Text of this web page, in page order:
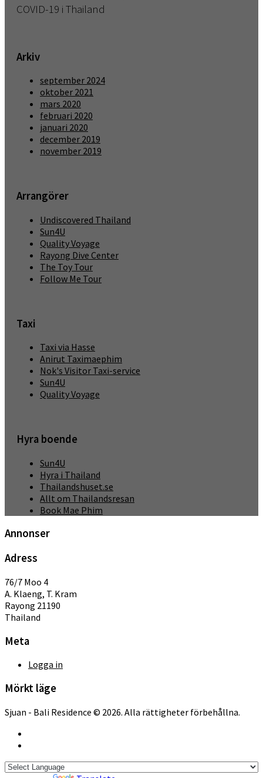
COVID-19 i Thailand
Arkiv
september 2024
oktober 2021
mars 2020
februari 2020
januari 2020
december 2019
november 2019
Arrangörer
Undiscovered Thailand
Sun4U
Quality Voyage
Rayong Dive Center
The Toy Tour
Follow Me Tour
Taxi
Taxi via Hasse
Anirut Taximaephim
Nok's Visitor Taxi-service
Sun4U
Quality Voyage
Hyra boende
Sun4U
Hyra i Thailand
Thailandshuset.se
Allt om Thailandsresan
Book Mae Phim
Annonser
Adress
76/7 Moo 4
A. Klaeng, T. Kram
Rayong 21190
Thailand
Meta
Logga in
Mörkt läge
Sjuan - Bali Residence © 2026. Alla rättigheter förbehållna.